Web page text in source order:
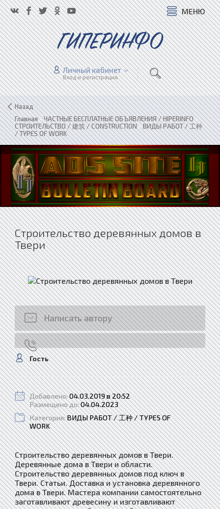
МЕНЮ
ГИПЕРИНФО
Личный кабинет
Вход и регистрация
Назад
Главная»ЧАСТНЫЕ БЕСПЛАТНЫЕ ОБЪЯВЛЕНИЯ / HIPERINFO»
СТРОИТЕЛЬСТВО / 建筑 / CONSTRUCTION»ВИДЫ РАБОТ / 工种
/ TYPES OF WORK
Строительство деревянных домов в
Твери
Написать автору
Гость
Добавлено:04.03.2019 в 20:52
Размещено до:04.04.2023
Категория:ВИДЫ РАБОТ / 工种 / TYPES OF
WORK
Строительство деревянных домов в Твери.
Деревянные дома в Твери и области.
Строительство деревянных домов под ключ в
Твери. Статьи. Доставка и установка деревянного
дома в Твери. Мастера компании самостоятельно
заготавливают древесину и изготавливают